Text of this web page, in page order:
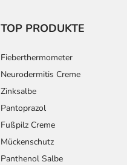
TOP PRODUKTE
Fieberthermometer
Neurodermitis Creme
Zinksalbe
Pantoprazol
Fußpilz Creme
Mückenschutz
Panthenol Salbe